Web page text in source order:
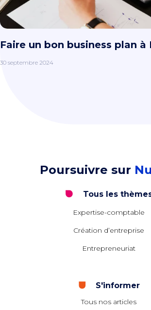
Faire un bon business plan à
30 septembre 2024
Poursuivre sur
Tous les
Expertise-comptable
Création d’entreprise
Entrepreneuriat
S'informer
Tous nos articles